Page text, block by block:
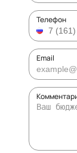
Телефон
Email